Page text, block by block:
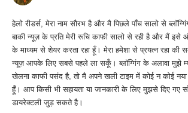
हेलो रीडर्स, मेरा नाम सौरभ है और मै पिछले पाँच सालो से
बाकी न्यूज़ के प्रति मेरी रूचि काफी सालो से रही है और मैं
के माध्यम से शेयर करता रहा हूँ। मेरा हमेशा से प्रयत्न रहा
न्यूज़ आपके लिए सबसे पहले ला सकूँ। ब्लॉग्गिंग के अलावा मुझे
खेलना काफी पसंद है, तो मै अपने खली टाइम में कोई न कोई नया
हूँ। आप किसी भी सहायता या जानकारी के लिए मुझसे दिए गए
डायरेक्टली जुड़ सकते है।